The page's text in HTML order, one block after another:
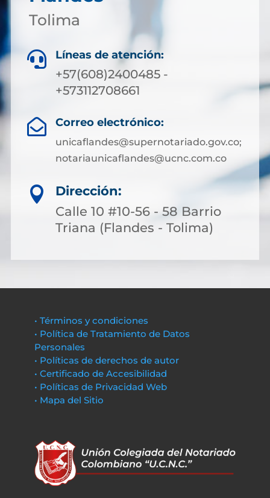
Tolima
 Líneas de atención:
+57(608)2400485 -
+573112708661
 Correo electrónico:
unicaflandes@supernotariado.gov.co;
notariaunicaflandes@ucnc.com.co

Dirección:
Calle 10 #10-56 - 58 Barrio
Triana (Flandes - Tolima)
• Términos y condiciones
• Política de Tratamiento de Datos
Personales
• Políticas de derechos de autor
• Certificado de Accesibilidad
• Políticas de Privacidad Web
• Mapa del Sitio